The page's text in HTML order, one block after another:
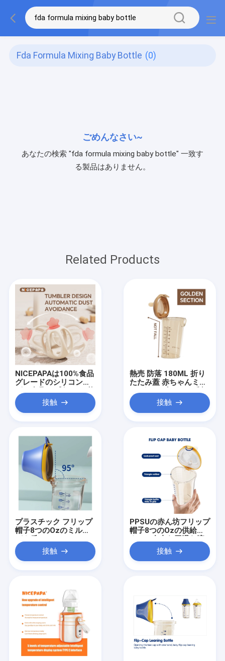
Fda Formula Mixing Baby Bottle (0)
ごめんなさい~
あなたの検索 "fda formula mixing baby bottle" 一致す
る製品はありません。
Related Products
NICEPAPAは100%食品
グレードのシリコンベ
ビー歯具を 感知する 落
ち着くベビー製品 (ピン
ク)
接触
熱売 防落 180ML 折り
たたみ蓋 赤ちゃんミル
ク ボトル 赤ちゃん 製
品 ゆっくり流れる シリ
コンの乳首
接触
プラスチック フリップ
帽子8つのOzのミルク
自由な180ml/240ml
接触
PPSUの赤ん坊フリップ
帽子8つのOzの供給び
通反仙痛接触